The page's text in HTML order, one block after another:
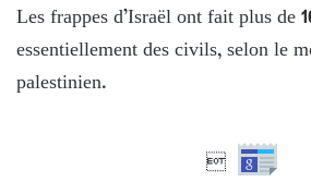
Les frappes d’Israël ont fait plus de
essentiellement des civils, selon le
palestinien.
